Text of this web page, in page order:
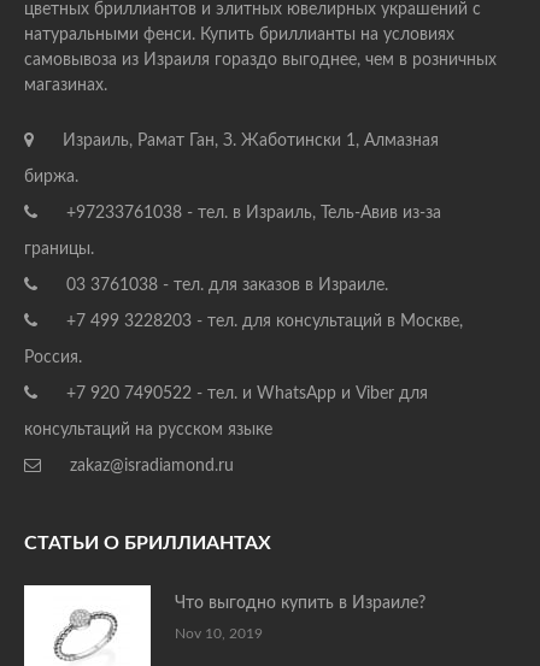
цветных бриллиантов и элитных ювелирных украшений с
натуральными фенси. Купить бриллианты на условиях
самовывоза из Израиля гораздо выгоднее, чем в розничных
магазинах.
Израиль, Рамат Ган, З. Жаботински 1, Алмазная
биржа.
+97233761038 - тел. в Израиль, Тель-Авив из-за
границы.
03 3761038 - тел. для заказов в Израиле.
+7 499 3228203 - тел. для консультаций в Москве,
Россия.
+7 920 7490522 - тел. и WhatsApp и Viber для
консультаций на русском языке
zakaz@isradiamond.ru
СТАТЬИ О БРИЛЛИАНТАХ
Что выгодно купить в Израиле?
Nov 10, 2019